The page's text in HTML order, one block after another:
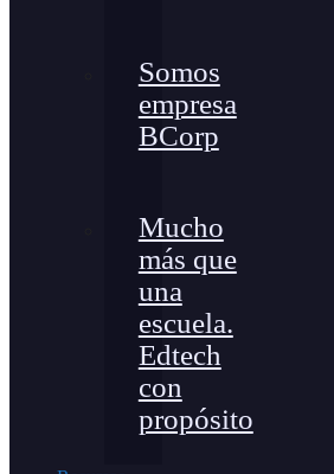
Somos
empresa
BCorp
Mucho
más que
una
escuela.
Edtech
con
propósito